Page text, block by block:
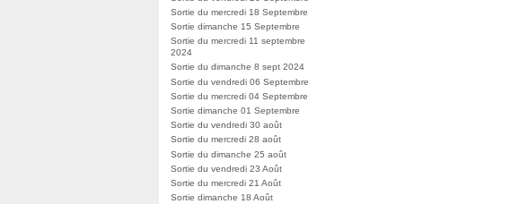
Sortie du mercredi 18 Septembre
Sortie dimanche 15 Septembre
Sortie du mercredi 11 septembre
2024
Sortie du dimanche 8 sept 2024
Sortie du vendredi 06 Septembre
Sortie du mercredi 04 Septembre
Sortie dimanche 01 Septembre
Sortie du vendredi 30 août
Sortie du mercredi 28 août
Sortie du dimanche 25 août
Sortie du vendredi 23 Août
Sortie du mercredi 21 Août
Sortie dimanche 18 Août